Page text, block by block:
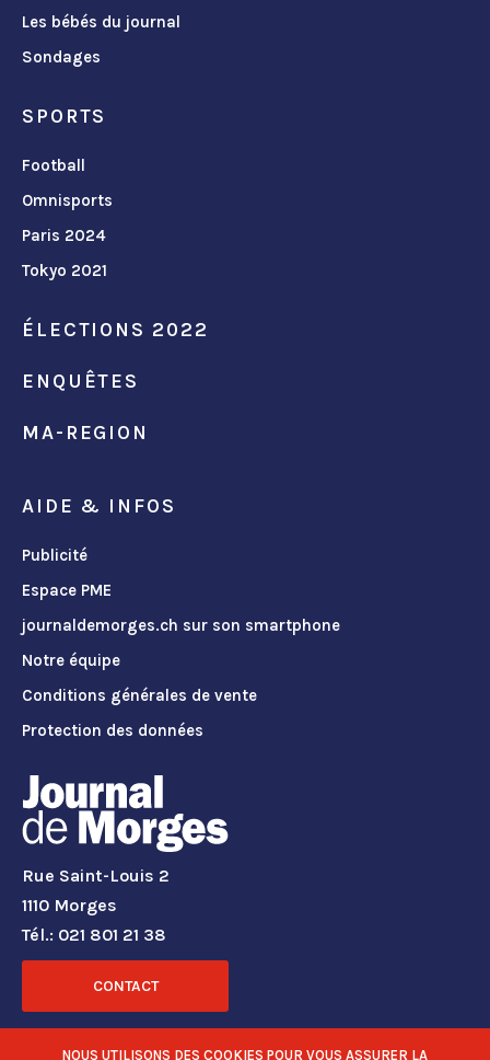
Les bébés du journal
Sondages
SPORTS
Football
Omnisports
Paris 2024
Tokyo 2021
ÉLECTIONS 2022
ENQUÊTES
MA-REGION
AIDE & INFOS
Publicité
Espace PME
journaldemorges.ch sur son smartphone
Notre équipe
Conditions générales de vente
Protection des données
Rue Saint-Louis 2
1110 Morges
Tél.: 021 801 21 38
CONTACT
RÉSEAUX SOCIAUX
NOUS UTILISONS DES COOKIES POUR VOUS ASSURER LA